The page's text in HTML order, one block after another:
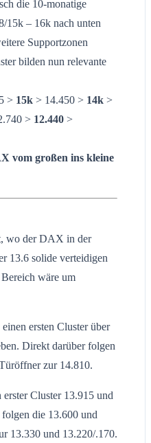
die 10-monatige
15k – 16k nach unten
Supportzonen
bilden nun relevante
> 15k > 14.450 > 14k >
> 12.440 >
vom großen ins kleine
wo der DAX in der
13.6 solide verteidigen
wäre um
ersten Cluster über
Direkt darüber folgen
zur 14.810.
Cluster 13.915 und
die 13.600 und
13.330 und 13.220/.170.